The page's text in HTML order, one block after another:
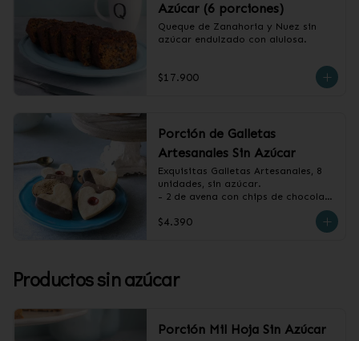
Azúcar (6 porciones)
Queque de Zanahoria y Nuez sin
azúcar endulzado con alulosa.
$17.900
Porción de Galletas
Artesanales Sin Azúcar
Exquisitas Galletas Artesanales, 8
unidades, sin azúcar.
- 2 de avena con chips de chocolate
chocolate
$4.390
Productos sin azúcar
Porción Mil Hoja Sin Azúcar